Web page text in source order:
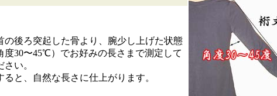
後ろ突起した骨より、腕少し上げた状態
度30〜45℃）でお好みの長さまで測定して
さい。
と、自然な長さに仕上がります。